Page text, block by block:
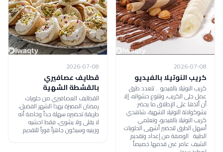
2026-07-08
كريب النوتيلا بالفيديو
كريب النوتيلا بالفيديو .. تتعدد طرق
عمل حلى الكريب، وتتنوع حشواته، إلا
أن ألذها على الإطلاق ما يحضر
بشوكولاتة النوتيلا الشهية، شاهدي
كريب النوتيلا بالفيديو، وتعلمي
أسهل الطرق لتحضير أشهى الحلويات
الطيبة الوصفة من إعداد وتقديم
الشيف عامر غبن قدمها خصيصاً
2026-07-08
قطايف عصافيري
بالقشطة الشهية
القطايف العصافيري من حلويات
رمضان المميزة بهذا الشهر الفضيل،
طريقة تحضيره سهلة جداً وخاصة أنه
لا يقلى ولا يشوى، فقط احشيه
وزينيه وسيكون جاهزاً فوراً للتقديم